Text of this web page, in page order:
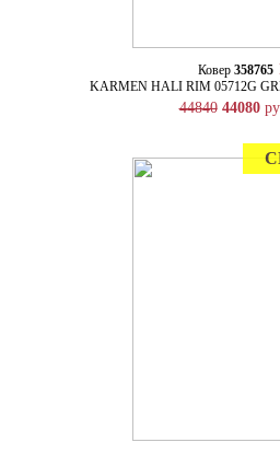
Ковер 358765
KARMEN HALI RIM 05712G
44840 44080